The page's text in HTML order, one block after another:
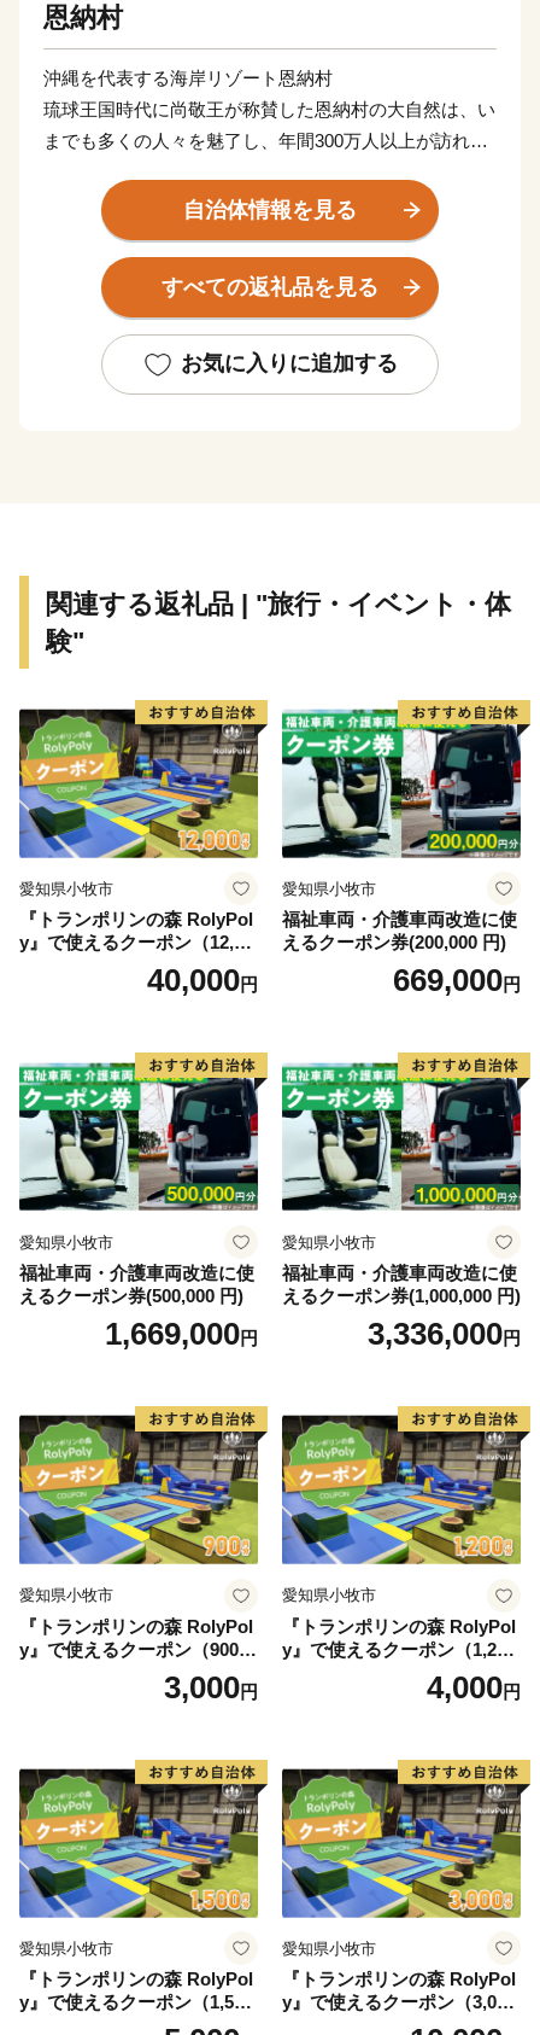
恩納村
沖縄を代表する海岸リゾート恩納村
琉球王国時代に尚敬王が称賛した恩納村の大自然は、い
までも多くの人々を魅了し、年間300万人以上が訪れて
その美しい海は、各地から家族連れなど多くの人が訪
れ、さまざまな楽しい経験や思い出をつくっている場所
としても有名です。
自治体情報を見る
すべての返礼品を見る
お気に入りに追加する
関連する返礼品 | "旅行・イベント・体
験"
愛知県小牧市
『トランポリンの森 RolyPol
y』で使えるクーポン（12,00
40,000円
愛知県小牧市
福祉車両・介護車両改造に使
えるクーポン券(200,000 円)
669,000円
愛知県小牧市
福祉車両・介護車両改造に使
えるクーポン券(500,000 円)
1,669,000円
愛知県小牧市
福祉車両・介護車両改造に使
えるクーポン券(1,000,000 円)
3,336,000円
愛知県小牧市
『トランポリンの森 RolyPol
y』で使えるクーポン（900
3,000円
愛知県小牧市
『トランポリンの森 RolyPol
y』で使えるクーポン（1,200
4,000円
愛知県小牧市
『トランポリンの森 RolyPol
y』で使えるクーポン（1,500
愛知県小牧市
『トランポリンの森 RolyPol
y』で使えるクーポン（3,000